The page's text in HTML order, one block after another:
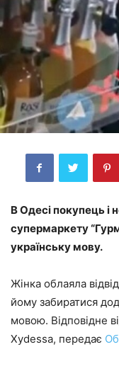
В Одесі покупець і
супермаркету
українську мову.
Жінка облаяла
йому забиратися
мовою. Відповідне
Xydessa, передає